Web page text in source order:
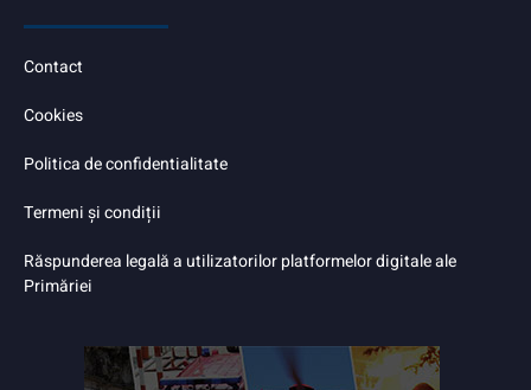
Contact
Cookies
Politica de confidentialitate
Termeni și condiții
Răspunderea legală a utilizatorilor platformelor digitale ale
Primăriei